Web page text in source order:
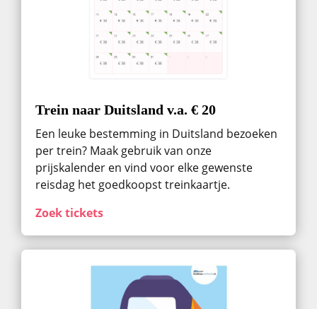
Trein naar Duitsland v.a. € 20
Een leuke bestemming in Duitsland bezoeken
per trein? Maak gebruik van onze
prijskalender en vind voor elke gewenste
reisdag het goedkoopst treinkaartje.
Zoek tickets